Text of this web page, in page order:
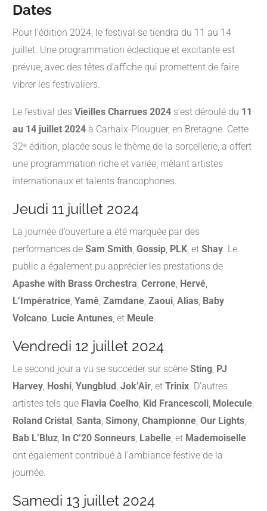
Dates
Pour l’édition 2024, le festival se tiendra du 11 au 14
juillet. Une programmation éclectique et excitante est
prévue, avec des têtes d’affiche qui promettent de faire
vibrer les festivaliers.
Le festival des Vieilles Charrues 2024 s’est déroulé du 11
au 14 juillet 2024 à Carhaix-Plouguer, en Bretagne. Cette
32ᵉ édition, placée sous le thème de la sorcellerie, a offert
une programmation riche et variée, mêlant artistes
internationaux et talents francophones.
Jeudi 11 juillet 2024
La journée d’ouverture a été marquée par des
performances de Sam Smith Gossip PLK , et Shay Le
public a également pu apprécier les prestations de
Apashe with Brass Orchestra Cerrone Hervé
L’Impératrice Yamê Zamdane Zaoui Alias Baby
Volcano Lucie Antunes , et Meule
Vendredi 12 juillet 2024
Le second jour a vu se succéder sur scène Sting PJ
Harvey Hoshi Yungblud Jok’Air , et Trinix D’autres
artistes tels que Flavia Coelho Kid Francescoli Molecule
Roland Cristal Santa Simony Championne Our Lights
Bab L’Bluz In C’20 Sonneurs Labelle , et Mademoiselle
ont également contribué à l’ambiance festive de la
journée.
Samedi 13 juillet 2024